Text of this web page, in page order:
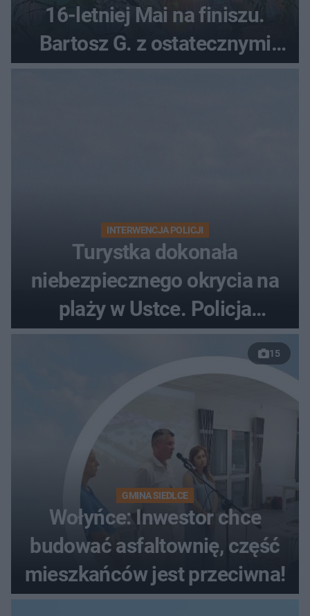
16-letniej Mai na finiszu.
Bartosz G. z ostatecznymi
INTERWENCJA POLICJI
Turystka dokonała
niebezpiecznego okrycia na
plaży w Ustce. Policja
musiała zamknąć odcinek
wybrzeża
15
GMINA SIEDLCE
Wołyńce: Inwestor chce
budować asfaltownię, część
mieszkańców jest przeciwna!